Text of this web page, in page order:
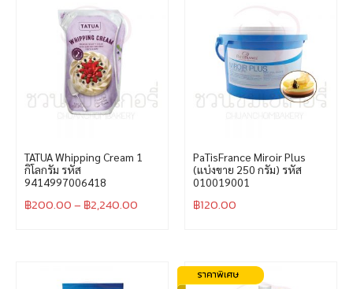
TATUA Whipping Cream 1
กิโลกรัม รหัส
9414997006418
฿200.00– ฿2,240.00
PaTisFrance Miroir Plus
(แบ่งขาย 250 กรัม) รหัส
010019001
฿120.00